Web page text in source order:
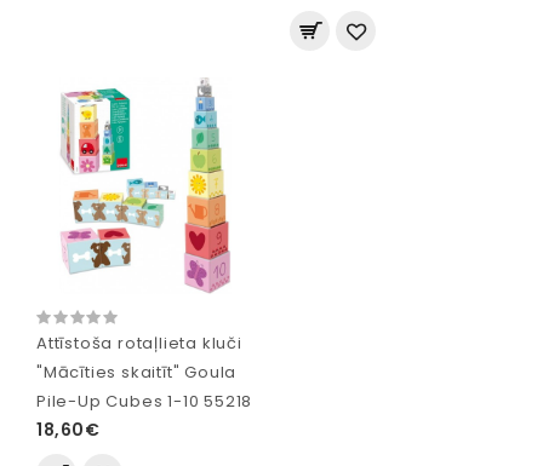
Attīstoša rotaļlieta kluči
"Mācīties skaitīt" Goula
Pile-Up Cubes 1-10 55218
18,60€